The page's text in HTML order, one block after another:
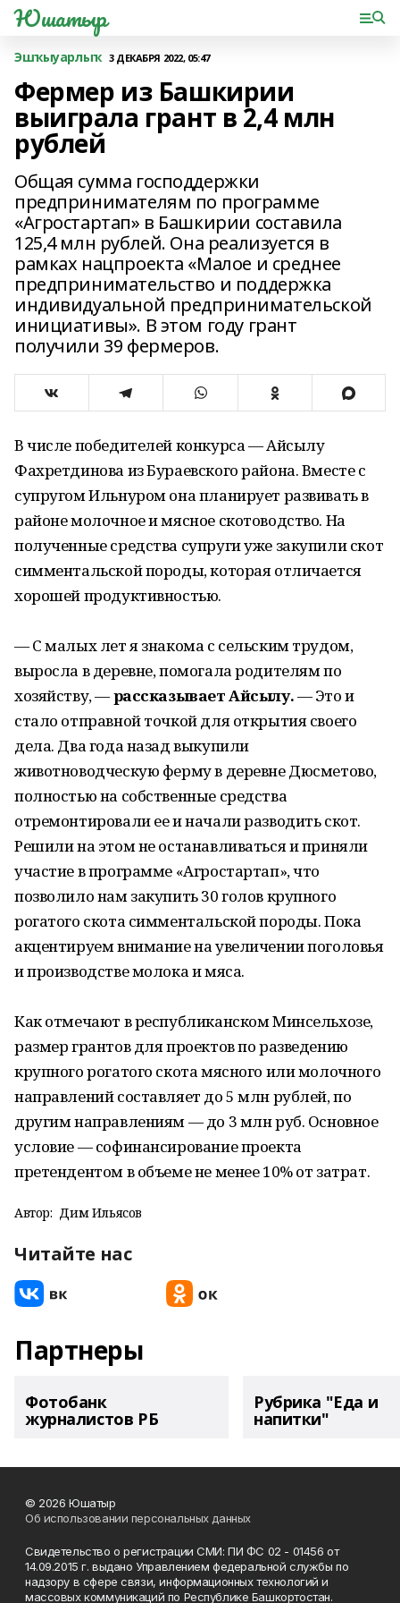
Юшатыр
Эшҡыуарлыҡ 3 ДЕКАБРЯ 2022, 05:47
Фермер из Башкирии
выиграла грант в 2,4 млн
рублей
Общая сумма господдержки
предпринимателям по программе
«Агростартап» в Башкирии составила
125,4 млн рублей. Она реализуется в
рамках нацпроекта «Малое и среднее
предпринимательство и поддержка
индивидуальной предпринимательской
инициативы». В этом году грант
получили 39 фермеров.
В числе победителей конкурса — Айсылу
Фахретдинова из Бураевского района. Вместе с
супругом Ильнуром она планирует развивать в
районе молочное и мясное скотоводство. На
полученные средства супруги уже закупили скот
симментальской породы, которая отличается
хорошей продуктивностью.
— С малых лет я знакома с сельским трудом,
выросла в деревне, помогала родителям по
хозяйству, —рассказывает Айсылу.— Это и
стало отправной точкой для открытия своего
дела. Два года назад выкупили
животноводческую ферму в деревне Дюсметово,
полностью на собственные средства
отремонтировали ее и начали разводить скот.
Решили на этом не останавливаться и приняли
участие в программе «Агростартап», что
позволило нам закупить 30 голов крупного
рогатого скота симментальской породы. Пока
акцентируем внимание на увеличении поголовья
и производстве молока и мяса.
Как отмечают в республиканском Минсельхозе,
размер грантов для проектов по разведению
крупного рогатого скота мясного или молочного
направлений составляет до 5 млн рублей, по
другим направлениям — до 3 млн руб. Основное
условие — софинансирование проекта
претендентом в объеме не менее 10% от затрат.
Автор: Дим Ильясов
Читайте нас
Партнеры
Фотобанк
журналистов РБ
Рубрика "Еда и
напитки"
© 2026 Юшатыр
Об использовании персональных данных
Свидетельство о регистрации СМИ: ПИ ФС 02 - 01456 от
14.09.2015 г. выдано Управлением федеральной службы по
надзору в сфере связи, информационных технологий и
массовых коммуникаций по Республике Башкортостан.